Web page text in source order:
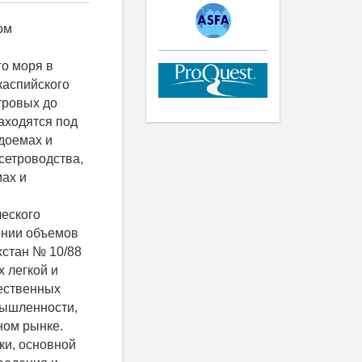
превышает аналогичное значение, полученное российскими рыбоводами [1]. Это свидетельствует в пользу того, что применяемый режим кормления правильный. При экспериментальном подращивании молоди